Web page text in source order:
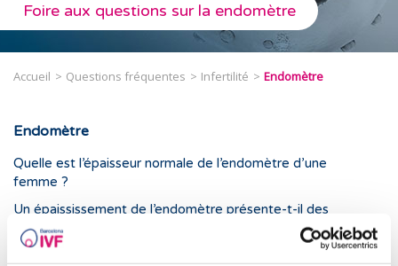
Foire aux questions sur la endomètre
Accueil Questions fréquentes Infertilité Endomètre
Endomètre
Quelle est l’épaisseur normale de l’endomètre d’une
femme ?
Un épaississement de l’endomètre présente-t-il des
risques ?
Quels sont les symptômes associés à une obstruction des